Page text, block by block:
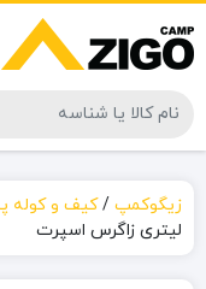
زیگوکمپ /کیف و کوله
لیتری زاگرس اسپرت